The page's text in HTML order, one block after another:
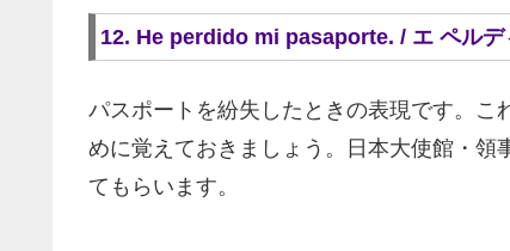
12. He perdido mi pasaporte. / エ ペルデ
パスポートを紛失したときの表現です。こ
めに覚えておきましょう。日本大使館・領
てもらいます。